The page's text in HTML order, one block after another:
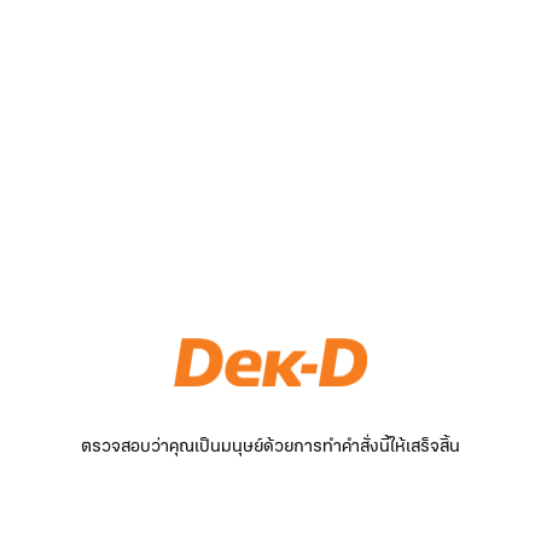
ตรวจสอบว่าคุณเป็นมนุษย์ด้วยการทำคำสั่งนี้ให้เสร็จสิ้น